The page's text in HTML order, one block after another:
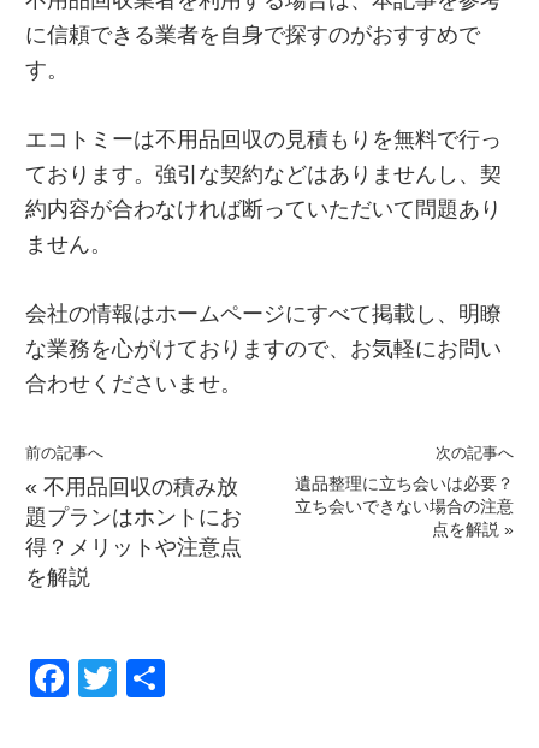
に信頼できる業者を自身で探すのがおすすめで
す。
エコトミーは不用品回収の見積もりを無料で行っ
ております。強引な契約などはありませんし、契
約内容が合わなければ断っていただいて問題あり
ません。
会社の情報はホームページにすべて掲載し、明瞭
な業務を心がけておりますので、お気軽にお問い
合わせくださいませ。
前の記事へ
« 不用品回収の積み放
題プランはホントにお
得？メリットや注意点
を解説
次の記事へ
遺品整理に立ち会いは必要？
立ち会いできない場合の注意
点を解説 »
F
T